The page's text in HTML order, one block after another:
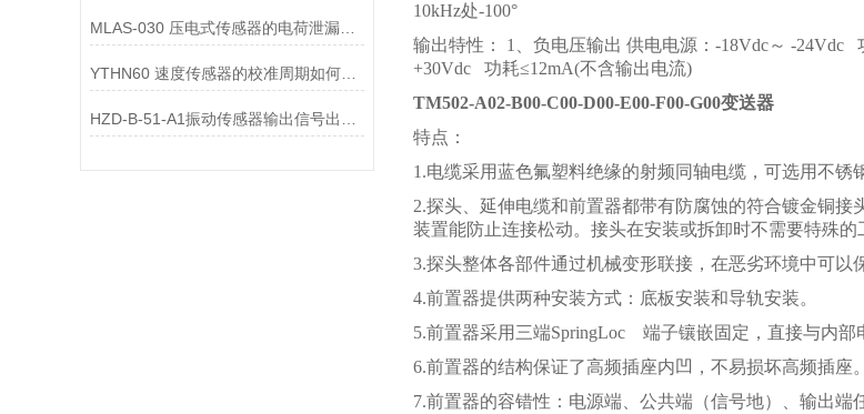
MLAS-030 压电式传感器的电荷泄漏机制是什么？
YTHN60 速度传感器的校准周期如何确定？
10kHz处-100°
输出特性： 1、负电压输出 供电电源：-18Vdc～ -24Vdc
+30Vdc 功耗≤12mA(不含输出电流)
TM502-A02-B00-C00-D00-E00-F00-G00变送器
特点：
1.电缆采用蓝色氟塑料绝缘的射频同轴电缆，可选用不锈
2.探头、延伸电缆和前置器都带有防腐蚀的符合镀金铜
装置能防止连接松动。接头在安装或拆卸时不需要特殊的
3.探头整体各部件通过机械变形联接，在恶劣环境中可以
4.前置器提供两种安装方式：底板安装和导轨安装。
5.前置器采用三端SpringLoc 端子镶嵌固定，直接与内部
6.前置器的结构保证了高频插座内凹，不易损坏高频插座。
7.前置器的容错性：电源端、公共端（信号地）、输出端